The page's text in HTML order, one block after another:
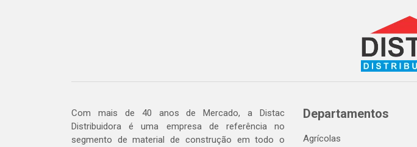
Com mais de 40 anos de Mercado, a Distac
Distribuidora é uma empresa de referência no
segmento de material de construção em todo o
Departamentos
Agrícolas